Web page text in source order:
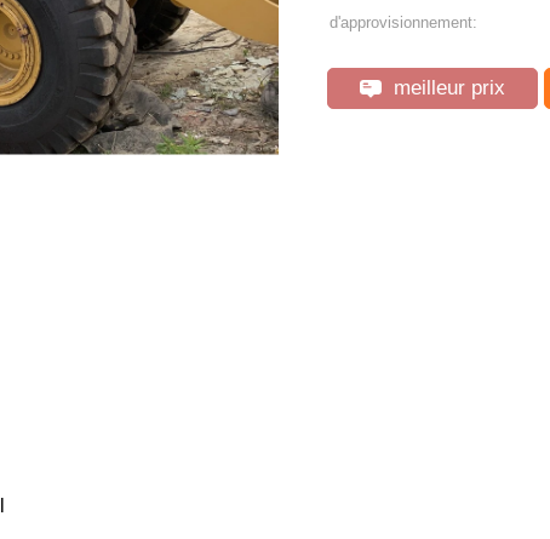
d'approvisionnement:
meilleur prix